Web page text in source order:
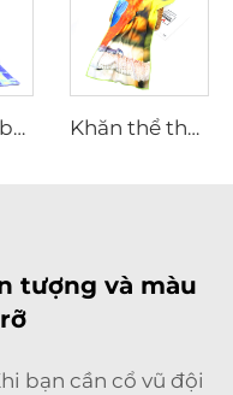
Khăn tắm bông dệt họa tiết có túi kéo khóa Khăn thể thao sợi nhỏ mềm tùy chỉnh cho thể dục
tượng và màu
bạn cần cổ vũ đội